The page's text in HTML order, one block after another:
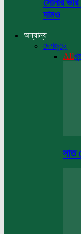
সোনার
দামও
অন্যান্য
দেশজুড়ে
All
সাত